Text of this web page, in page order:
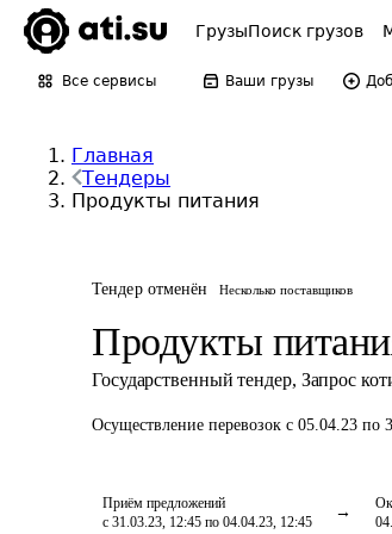
ГрузыПоиск грузов
Все сервисы Ваши грузы
Главная
Тендеры
Продукты питания
Тендер отменён Несколько поставщиков
Продукты
Государственный тендер, Запрос
Осуществление перевозок с 05.04.23 по
Приём предложений
с 31.03.23, 12:45 по 04.04.23, 12:45